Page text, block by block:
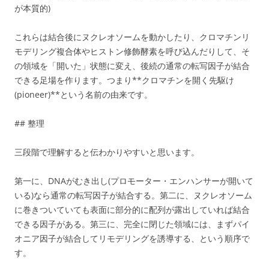
が本質的)
これらは結合後にヌクレオソームを動かしたり、クロマチンリ
モデリング複合体やヒストン修飾酵素を呼び込んだりして、そ
の領域を「開いた」状態に変え、後続の通常の転写因子が結合
できる足場を作ります。つまり**クロマチンを開く先駆け
(pioneer)**という名前の由来です。
## 整理
三段階で理解すると伝わかりやすいと思います。
第一に、DNAがむき出し(プロモーター・エンハンサーが開いて
いる)なら通常の転写因子が結合する。第二に、ヌクレオソーム
に巻きついていても表面に部分的に配列が露出していれば結合
できる因子がある。第三に、完全に閉じた領域には、まずパイ
オニア因子が結合してリモデリングを誘導する、という順序で
す。